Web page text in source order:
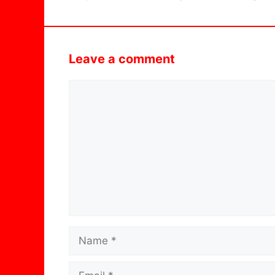
Leave a comment
Name
Email